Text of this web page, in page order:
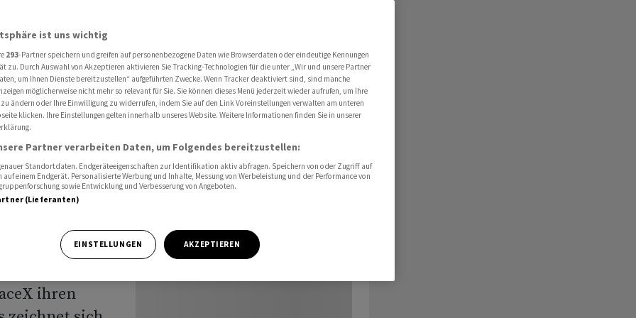
gefragt
enorm
(IPO)
will Elon
ihren
ist uns wichtig
293-Partner speichern und greifen auf personenbezogene Daten wie Browserdaten oder eindeutige Kennungen
zu. Durch Auswahl von Akzeptieren aktivieren Sie Tracking-Technologien für die unter „Wir und unsere Partner
um Ihnen Dienste bereitzustellen“ aufgeführten Zwecke. Wenn Tracker deaktiviert sind, sind manche
möglicherweise nicht mehr so relevant für Sie. Sie können dieses Menü jederzeit wieder aufrufen, um Ihre
ändern oder Ihre Einwilligung zu widerrufen, indem Sie auf den Link Voreinstellungen verwalten am unteren
klicken. Ihre Einstellungen gelten innerhalb unseres Website. Weitere Informationen finden Sie in unserer
Partner verarbeiten Daten, um Folgendes bereitzustellen:
Standortdaten. Endgeräteeigenschaften zur Identifikation aktiv abfragen. Speichern von oder Zugriff auf
einem Endgerät. Personalisierte Werbung und Inhalte, Messung von Werbeleistung und der Performance von
sowie Entwicklung und Verbesserung von Angeboten.
(Lieferanten)
EINSTELLUNGEN AKZEPTIEREN